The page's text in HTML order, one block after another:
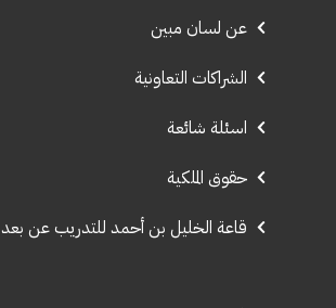
عن لسان مبين
الشراكات التعاونية
اسئلة شائعة
حقوق الملكية
قاعة الخليل بن أحمد للتدريب عن بعد